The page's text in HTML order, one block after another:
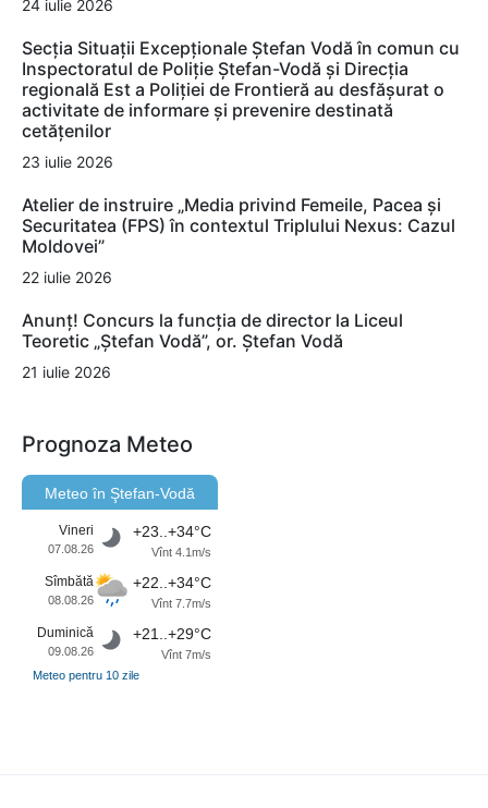
24 iulie 2026
Secția Situații Excepționale Ștefan Vodă în comun cu
Inspectoratul de Poliție Ștefan-Vodă și Direcția
regională Est a Poliției de Frontieră au desfășurat o
activitate de informare și prevenire destinată
cetățenilor
23 iulie 2026
Atelier de instruire „Media privind Femeile, Pacea și
Securitatea (FPS) în contextul Triplului Nexus: Cazul
Moldovei”
22 iulie 2026
Anunț! Concurs la funcția de director la Liceul
Teoretic „Ștefan Vodă”, or. Ștefan Vodă
21 iulie 2026
Prognoza Meteo
Meteo în Ştefan-Vodă
Vineri
07.08.26
+23..+34°C
Vînt 4.1m/s
Sîmbătă
08.08.26
+22..+34°C
Vînt 7.7m/s
Duminică
09.08.26
+21..+29°C
Vînt 7m/s
Meteo pentru 10 zile